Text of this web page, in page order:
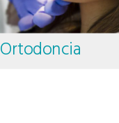
Ortodoncia